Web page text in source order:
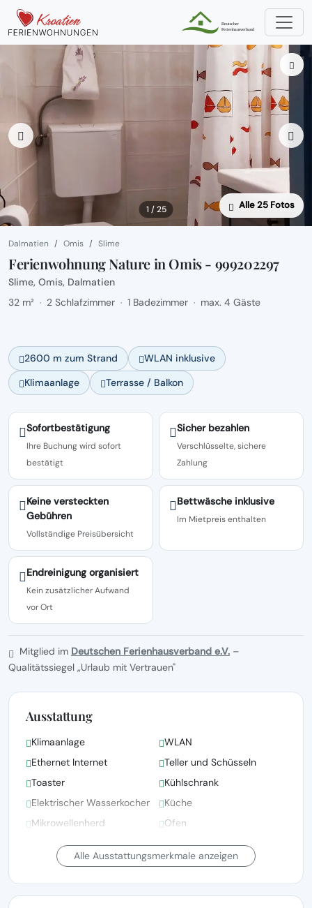
1 / 25 Alle 25 Fotos
Dalmatien Omis Slime
Ferienwohnung Nature in Omis - 999202297
Slime, Omis, Dalmatien
32 m² · 2 Schlafzimmer · 1 Badezimmer · max. 4 Gäste
2600 m zum Strand
WLAN inklusive
Klimaanlage
Terrasse / Balkon
Sofortbestätigung
Ihre Buchung wird sofort
bestätigt
Sicher bezahlen
Verschlüsselte, sichere
Zahlung
Keine versteckten
Gebühren
Vollständige Preisübersicht
Bettwäsche inklusive
Im Mietpreis enthalten
Endreinigung organisiert
Kein zusätzlicher Aufwand
vor Ort
Mitglied im Deutschen Ferienhausverband e.V. –
Qualitätssiegel „Urlaub mit Vertrauen"
Ausstattung
Klimaanlage
WLAN
Ethernet Internet
Teller und Schüsseln
Toaster
Kühlschrank
Elektrischer Wasserkocher
Küche
Mikrowellenherd
Ofen
Gefrierschrank
Haartrockner
Alle Ausstattungsmerkmale anzeigen